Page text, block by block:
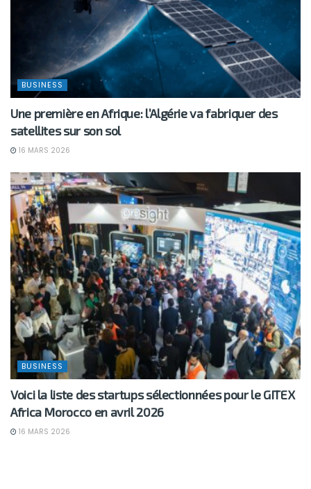
BUSINESS
Une première en Afrique: l’Algérie va fabriquer des
satellites sur son sol
16 MARS 2026
BUSINESS
Voici la liste des startups sélectionnées pour le GITEX
Africa Morocco en avril 2026
16 MARS 2026